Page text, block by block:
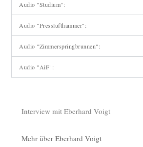
Audio "Studium":
Audio "Presslufthammer":
Audio "Zimmerspringbrunnen":
Audio "AiF":
Interview mit Eberhard Voigt
Mehr über Eberhard Voigt